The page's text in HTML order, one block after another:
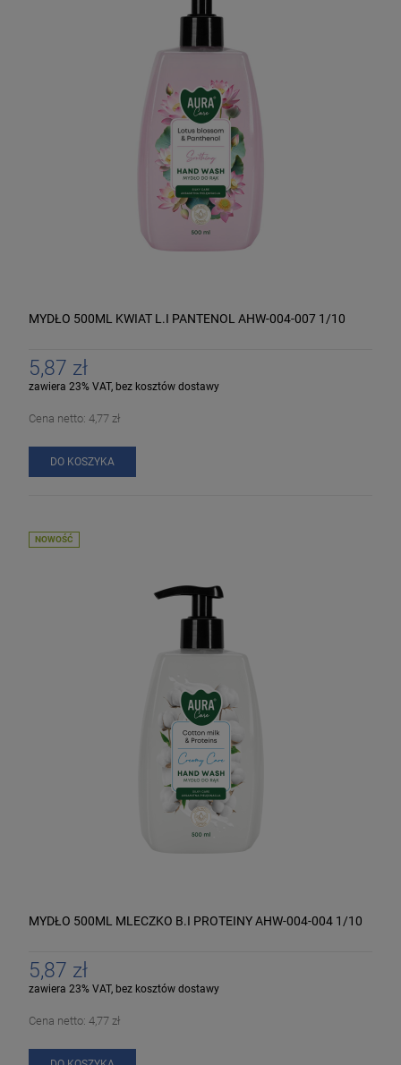
MYDŁO 500ML KWIAT L.I PANTENOL AHW-004-007 1/10
5,87 zł
zawiera 23% VAT, bez kosztów dostawy
Cena netto: 4,77 zł
DO KOSZYKA
MYDŁO 500ML MLECZKO B.I PROTEINY AHW-004-004 1/10
5,87 zł
zawiera 23% VAT, bez kosztów dostawy
Cena netto: 4,77 zł
NOWOŚĆ